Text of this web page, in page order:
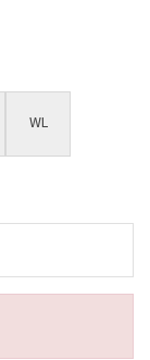
WL